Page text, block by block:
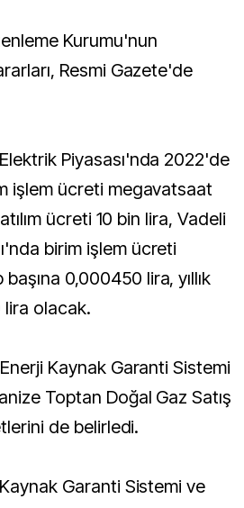
Resmi Gazete'de
Piyasası'nda 2022'de
işlem ücreti megavatsaat
ücreti 10 bin lira, Vadeli
birim işlem ücreti
0,000450 lira, yıllık
lira olacak.
Kaynak Garanti Sistemi
Toptan Doğal Gaz Satış
de belirledi.
Garanti Sistemi ve